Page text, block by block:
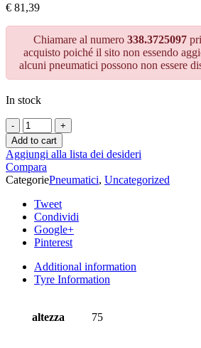
€ 81,39
Chiamare al numero 338.3725097
acquisto poiché il sito non essendo
alcuni pneumatici possono non essere
In stock
Add to cart
Aggiungi alla lista dei desideri
Compara
CategoriePneumatici, Uncategorized
Tweet
Condividi
Google+
Pinterest
Additional information
Tyre Information
altezza 75